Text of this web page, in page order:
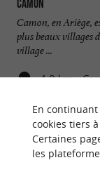
Camon
Camon, en Ariège,
plus beaux villages
village ...
4,9 km -
En
cookies tiers
Certaines
les